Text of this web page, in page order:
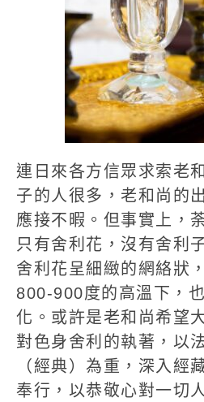
連日來各方信眾求索老
子的人很多，老和尚的
應接不暇。但事實上，
只有舍利花，沒有舍利
舍利花呈細緻的網絡狀
800-900度的高溫下，
化。或許是老和尚希望
對色身舍利的執著，以
（經典）為重，深入經
奉行，以恭敬心對一切